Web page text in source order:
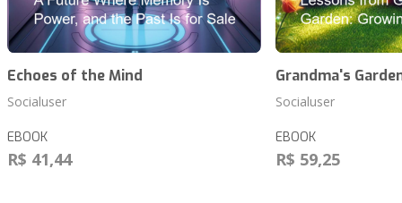
Echoes of the Mind
Socialuser
EBOOK
R$ 41,44
Grandma's
Socialuser
EBOOK
R$ 59,25